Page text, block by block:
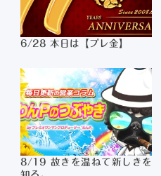
6/28 本日は【プレ金】
8/19 故きを温ねて新しきを